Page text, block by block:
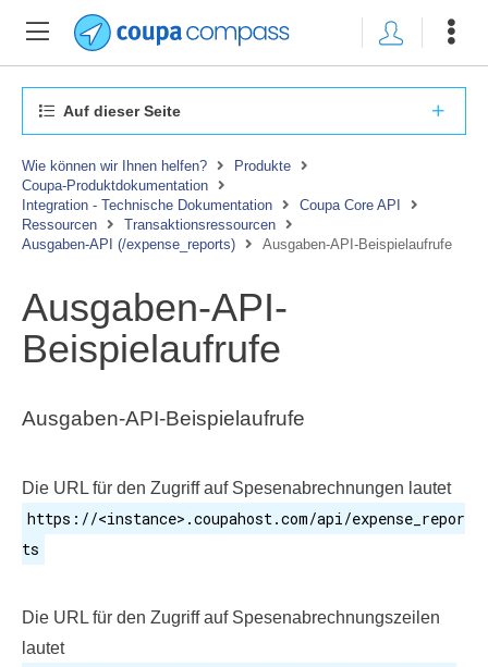
Auf dieser Seite
Wie können wir Ihnen helfen?
Produkte
Coupa-Produktdokumentation
Integration - Technische Dokumentation
Coupa Core API
Ressourcen
Transaktionsressourcen
Ausgaben-API (/expense_reports)
Ausgaben-API-Beispielaufrufe
Ausgaben-API-
Beispielaufrufe
Ausgaben-API-Beispielaufrufe
Die URL für den Zugriff auf Spesenabrechnungen lautet
https://<instance>.coupahost.com/api/expense_repor
ts
Die URL für den Zugriff auf Spesenabrechnungszeilen
lautet